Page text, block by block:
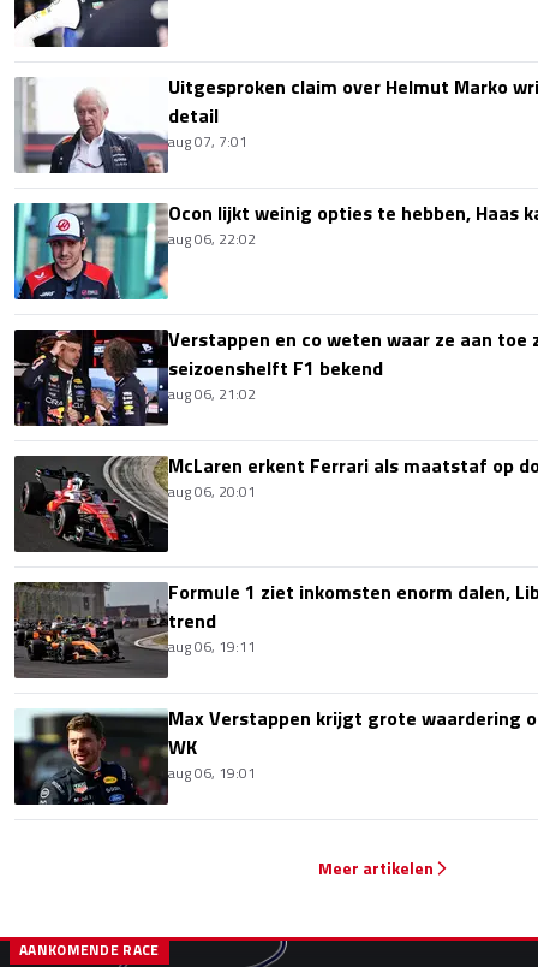
Uitgesproken claim over Helmut Marko
detail
aug 07, 7:01
Ocon lijkt weinig opties te hebben, Haas
aug 06, 22:02
Verstappen en co weten waar ze aan
seizoenshelft F1 bekend
aug 06, 21:02
McLaren erkent Ferrari als maatstaf op
aug 06, 20:01
Formule 1 ziet inkomsten enorm dalen,
trend
aug 06, 19:11
Max Verstappen krijgt grote waardering
WK
aug 06, 19:01
Meer artikelen
AANKOMENDE RACE